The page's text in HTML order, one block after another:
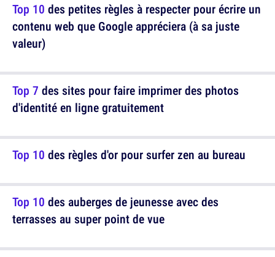
Top 7 des sites pour faire imprimer des photos
d'identité en ligne gratuitement
Top 10 des auberges de jeunesse avec des
terrasses au super point de vue
Top 10 des petites règles à respecter pour écrire un
contenu web que Google appréciera (à sa juste
valeur)
Top 10 des règles d'or pour surfer zen au bureau